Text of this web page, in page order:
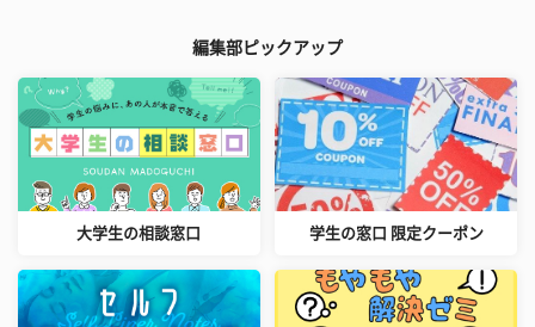
編集部ピックアップ
大学生の相談窓口 学生の窓口 限定クーポン